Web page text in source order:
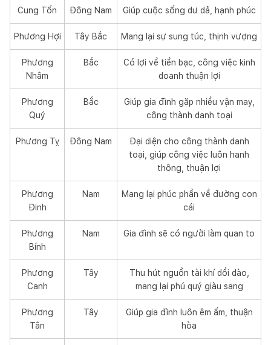
Cung Tốn Đông Nam Giúp cuộc sống dư dả, hạnh phúc
Phương Hợi Tây Bắc Mang lại sự sung túc, thịnh vượng
Phương
Nhâm
Bắc
Có lợi về tiền bạc, công việc kinh
doanh thuận lợi
Phương
Quý
Bắc
Giúp gia đình gặp nhiều vận may,
công thành danh toại
Phương Tỵ Đông Nam
Đại diện cho công thành danh
toại, giúp công việc luôn hanh
thông, thuận lợi
Phương
Đinh
Nam
Mang lại phúc phần về đường con
cái
Phương
Bính
Nam Gia đình sẽ có người làm quan to
Phương
Canh
Tây
Thu hút nguồn tài khí dồi dào,
mang lại phú quý giàu sang
Phương
Tân
Tây
Giúp gia đình luôn êm ấm, thuận
hòa